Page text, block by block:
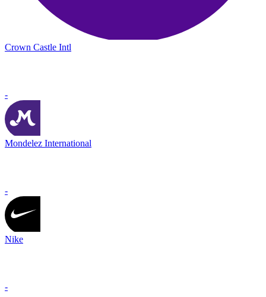
Crown Castle Intl
-
Mondelez International
-
Nike
-